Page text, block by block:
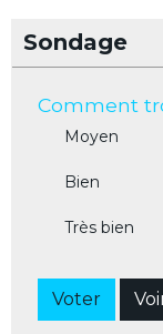
Sondage
Comment
Moyen
Bien
Très bien
Voter